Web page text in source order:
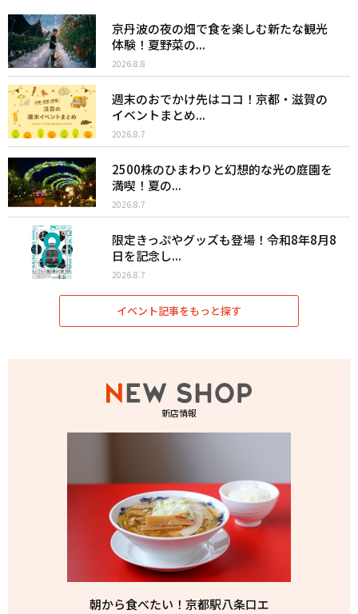
京丹波の夜の畑で食を楽しむ新たな観光
体験！夏野菜の...
2026.8.8
週末のおでかけ先はココ！京都・滋賀の
イベントまとめ...
2026.8.7
2500株のひまわりと幻想的な光の庭園を
満喫！夏の...
2026.8.7
限定きっぷやグッズも登場！令和8年8月8
日を記念し...
2026.8.7
イベント記事をもっと探す
新店情報
朝から食べたい！京都駅八条口エ